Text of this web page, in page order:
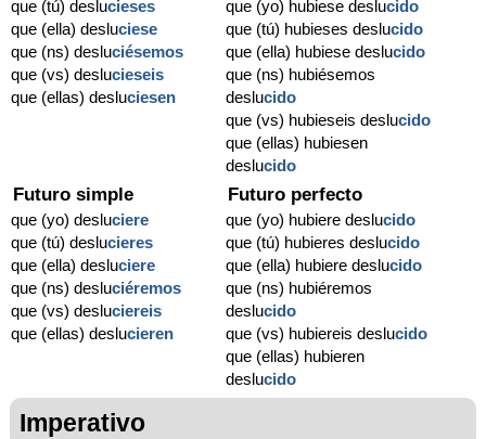
que (tú) deslucieses
que (ella) desluciese
que (ns) desluciésemos
que (vs) deslucieseis
que (ellas) desluciesen
que (yo) hubiese deslucido
que (tú) hubieses deslucido
que (ella) hubiese deslucido
que (ns) hubiésemos
deslucido
que (vs) hubieseis deslucido
que (ellas) hubiesen
deslucido
Futuro simple
que (yo) desluciere
que (tú) deslucieres
que (ella) desluciere
que (ns) desluciéremos
que (vs) desluciereis
que (ellas) deslucieren
Futuro perfecto
que (yo) hubiere deslucido
que (tú) hubieres deslucido
que (ella) hubiere deslucido
que (ns) hubiéremos
deslucido
que (vs) hubiereis deslucido
que (ellas) hubieren
deslucido
Imperativo